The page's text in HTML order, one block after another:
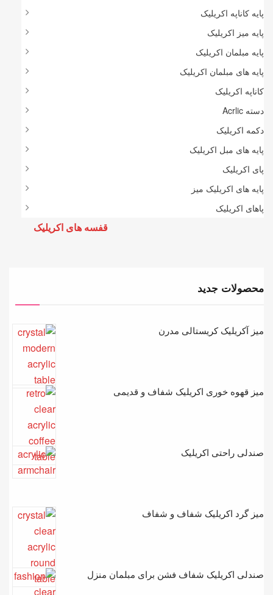
پایه کاناپه اکریلیک
پایه میز اکریلیک
پایه مبلمان اکریلیک
پایه های مبلمان اکریلیک
کاناپه اکریلیک
دسته Acrlic
دکمه اکریلیک
پایه های مبل اکریلیک
پای اکریلیک
پایه های اکریلیک میز
پاهای اکریلیک
قفسه های اکریلیک
محصولات جدید
میز آکریلیک کریستالی مدرن
میز قهوه خوری اکریلیک شفاف و قدیمی
صندلی راحتی اکریلیک
میز گرد اکریلیک شفاف و شفاف
صندلی اکریلیک شفاف فشن برای مبلمان منزل